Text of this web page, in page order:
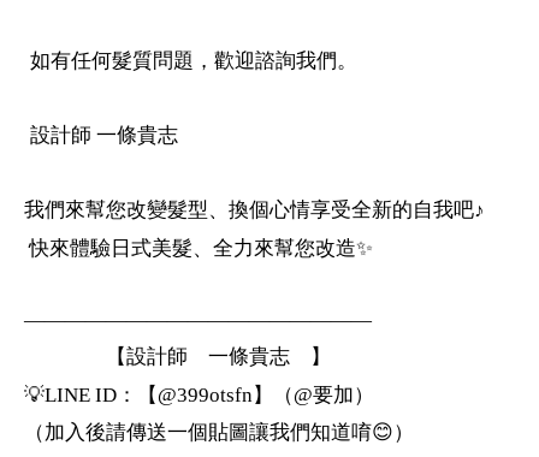
如有任何髮質問題，歡迎諮詢我們。
設計師 一條貴志
我們來幫您改變髮型、換個心情享受全新的自我吧♪
快來體驗日式美髮、全力來幫您改造✨
—————————————————
【設計師 一條貴志 】
💡LINE ID：【@399otsfn】（@要加）
（加入後請傳送一個貼圖讓我們知道唷😊）